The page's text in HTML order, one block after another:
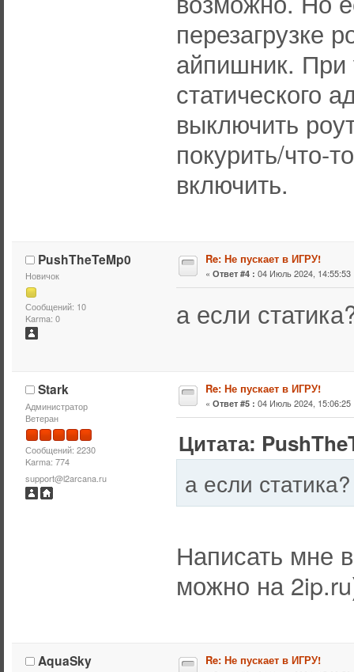
перезагрузке
айпишник. При
статического
выключить
покурить/что-
включить.
PushTheTeMp0
Новичок
Сообщений: 10
Karma: 0
Re: Не пускает в ИГРУ!
« Ответ #4 : 04 Июль 2024, 14:55:53
а если
Stark
Администратор
Ветеран
Сообщений: 2230
Karma: 774
support@l2arcana.ru
Re: Не пускает в ИГРУ!
« Ответ #5 : 04 Июль 2024, 15:06:25
Цитата:
а если
Написать мне
можно на
AquaSky Re: Не пускает в ИГРУ!